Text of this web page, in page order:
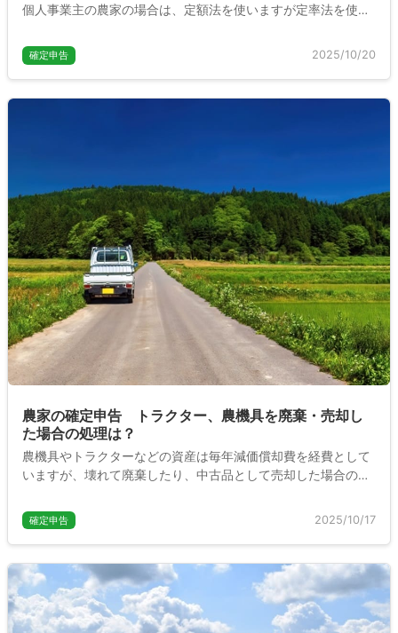
個人事業主の農家の場合は、定額法を使いますが定率法を使う
では2つの違いについて説明します。
確定申告 2025/10/20
農家の確定申告 トラクター、農機具を廃棄・売却し
た場合の処理は？
農機具やトラクターなどの資産は毎年減価償却費を経費として
いますが、壊れて廃棄したり、中古品として売却した場合の確
家が減価償却資産を売却したり、廃棄した場合の処理について
説明します。
確定申告 2025/10/17